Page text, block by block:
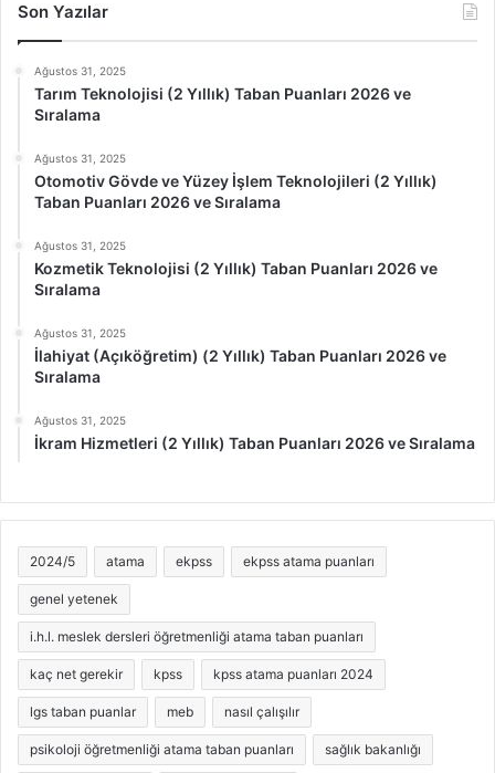
Son Yazılar
Ağustos 31, 2025
Tarım Teknolojisi (2 Yıllık) Taban Puanları 2026 ve
Sıralama
Ağustos 31, 2025
Otomotiv Gövde ve Yüzey İşlem Teknolojileri (2 Yıllık)
Taban Puanları 2026 ve Sıralama
Ağustos 31, 2025
Kozmetik Teknolojisi (2 Yıllık) Taban Puanları 2026 ve
Sıralama
Ağustos 31, 2025
İlahiyat (Açıköğretim) (2 Yıllık) Taban Puanları 2026 ve
Sıralama
Ağustos 31, 2025
İkram Hizmetleri (2 Yıllık) Taban Puanları 2026 ve Sıralama
2024/5 atama ekpss ekpss atama puanları
genel yetenek
i.h.l. meslek dersleri öğretmenliği atama taban puanları
kaç net gerekir kpss kpss atama puanları 2024
lgs taban puanlar meb nasıl çalışılır
psikoloji öğretmenliği atama taban puanları sağlık bakanlığı